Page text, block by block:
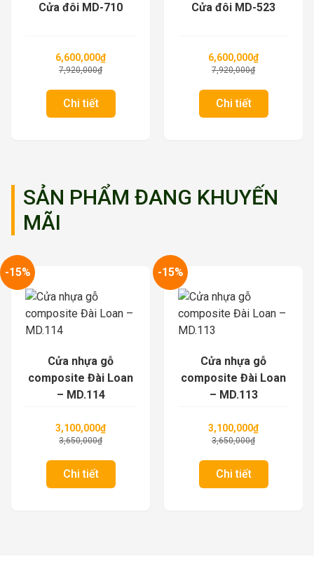
Cửa đôi MD-710
6,600,000₫
7,920,000₫
Chi tiết
Cửa đôi MD-523
6,600,000₫
7,920,000₫
Chi tiết
SẢN PHẨM ĐANG KHUYẾN
MÃI
-15%
Cửa nhựa gỗ
composite Đài Loan
– MD.114
3,100,000₫
3,650,000₫
Chi tiết
-15%
Cửa nhựa gỗ
composite Đài Loan
– MD.113
3,100,000₫
3,650,000₫
Chi tiết